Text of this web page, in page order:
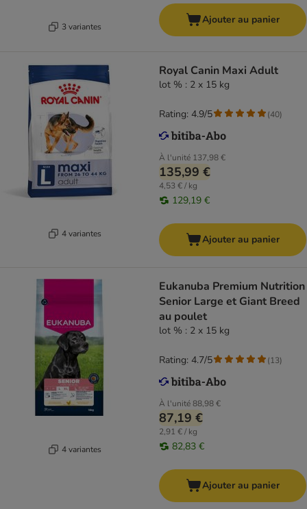
3 variantes
Ajouter au panier
4 variantes
Royal Canin Maxi Adult
lot % : 2 x 15 kg
À l'unité 137,98 €
135,99 €
4,53 € / kg
129,19 €
Rating: 4.9/5 (40)
Ajouter au panier
4 variantes
Eukanuba Premium Nutrition
Senior Large et Giant Breed
au poulet
lot % : 2 x 15 kg
À l'unité88,98 €
87,19 €
2,91 € / kg
82,83 €
Rating: 4.7/5 (13)
Ajouter au panier